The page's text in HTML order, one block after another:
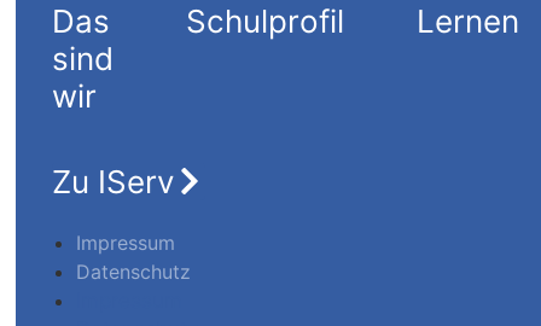
Das
sind
wir
Schulprofil Lernen
Zu IServ
Impressum
Datenschutz